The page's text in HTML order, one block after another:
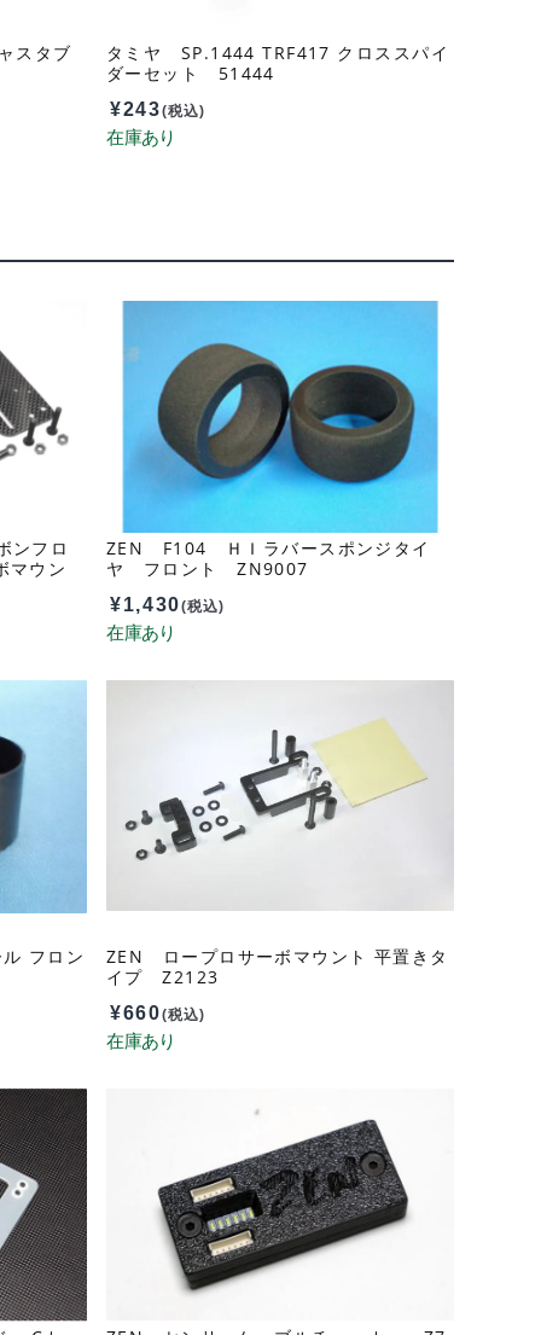
スタブ
タミヤ SP.1444 TRF417 クロススパイ
ダーセット 51444
¥243(税込)
ンフロ
マウン
ZEN F104 ＨＩラバースポンジタイ
ヤ フロント ZN9007
¥1,430(税込)
フロン
ZEN ロープロサーボマウント 平置きタ
イプ Z2123
¥660(税込)